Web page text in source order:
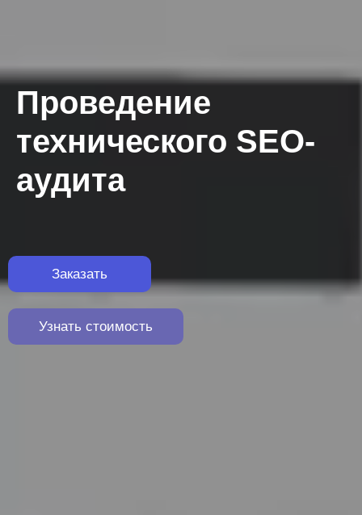
Проведение
технического SEO-
аудита
Заказать
Узнать стоимость